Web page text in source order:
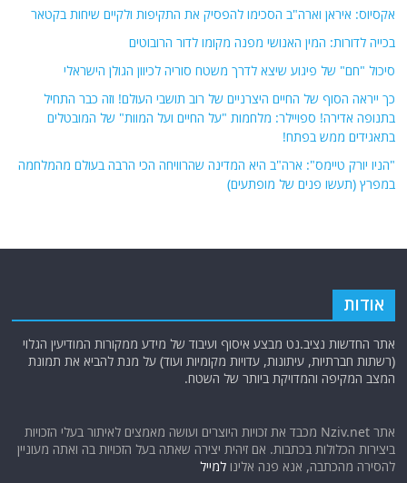
אקסיוס: איראן וארה"ב הסכימו להפסיק את התקיפות ולקיים שיחות בקטאר
בכייה לדורות: המין האנושי מפנה מקומו לדור הרובוטים
סיכול "חם" של פיגוע שיצא לדרך משטח סוריה לכיוון הגולן הישראלי
כך ייראה הסוף של החיים היצרניים של רוב תושבי העולם! וזה כבר התחיל
בתנופה אדירה! ספויילר: מלחמות "על החיים ועל המוות" של המובטלים
בתאגידים ממש בפתח!
"הניו יורק טיימס": ארה"ב היא המדינה שהרוויחה הכי הרבה בעולם מהמלחמה
במפרץ (תעשו פנים של מופתעים)
אודות
אתר החדשות נציב.נט מבצע איסוף ועיבוד של מידע ממקורות המודיעין הגלוי
(רשתות חברתיות, עיתונות, עדויות מקומיות ועוד) על מנת להביא את תמונת
המצב המקיפה והמדויקת ביותר של השטח.
אתר Nziv.net מכבד את זכויות היוצרים ועושה מאמצים לאיתור בעלי הזכויות
ביצירות הכלולות בכתבות. אם זיהית יצירה שאתה בעל הזכויות בה ואתה מעוניין
להסירה מהכתבה, אנא פנה אלינולמייל